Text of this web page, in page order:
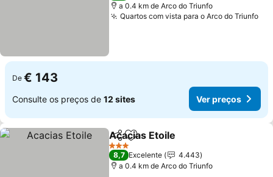
a 0.4 km de Arco do Triunfo
Quartos com vista para o Arco do Triunfo
De € 143
Consulte os preços de 12 sites Ver preços
PartilharAdicionar aos favoritos
Acacias Etoile
3 Estrelas
8,7 Excelente
4.443
a 0.4 km de Arco do Triunfo